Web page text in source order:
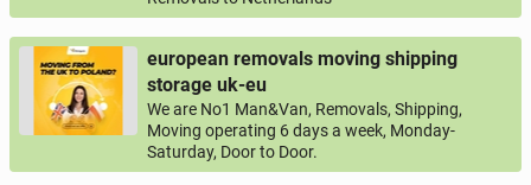
european removals moving shipping
storage uk-eu
We are No1 Man&Van, Removals, Shipping,
Moving operating 6 days a week, Monday-
Saturday, Door to Door.